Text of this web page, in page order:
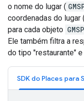
o nome do lugar (
coordenadas do lugar
para cada objeto
Ele também filtra a
do tipo "restaurante" e